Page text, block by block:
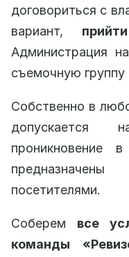
договориться с
вариант,
Администрация
съемочную группу
Собственно в
допускается
проникновение
посетителями.
Соберем все
команды